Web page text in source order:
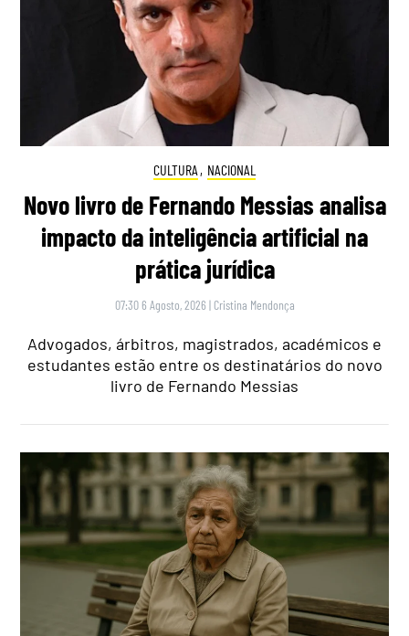
CULTURA , NACIONAL
Novo livro de Fernando Messias analisa
impacto da inteligência artificial na
prática jurídica
07:30 6 Agosto, 2026 | Cristina Mendonça
Advogados, árbitros, magistrados, académicos e
estudantes estão entre os destinatários do novo
livro de Fernando Messias